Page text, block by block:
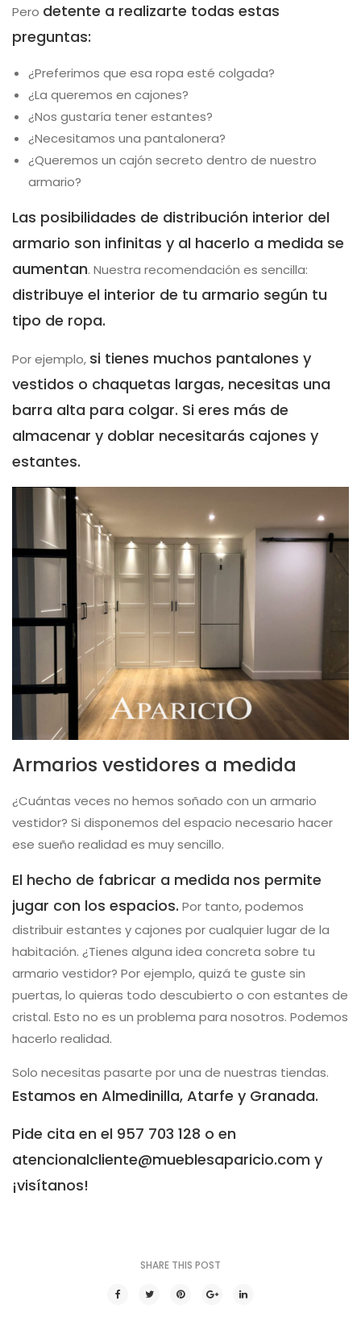
Pero detente a realizarte todas estas
preguntas:
¿Preferimos que esa ropa esté colgada?
¿La queremos en cajones?
¿Nos gustaría tener estantes?
¿Necesitamos una pantalonera?
¿Queremos un cajón secreto dentro de nuestro
armario?
Las posibilidades de distribución interior del
armario son infinitas y al hacerlo a medida se
aumentan. Nuestra recomendación es sencilla:
distribuye el interior de tu armario según tu
tipo de ropa.
Por ejemplo, si tienes muchos pantalones y
vestidos o chaquetas largas, necesitas una
barra alta para colgar. Si eres más de
almacenar y doblar necesitarás cajones y
estantes.
Armarios vestidores a medida
¿Cuántas veces no hemos soñado con un armario
vestidor? Si disponemos del espacio necesario hacer
ese sueño realidad es muy sencillo.
El hecho de fabricar a medida nos permite
jugar con los espacios. Por tanto, podemos
distribuir estantes y cajones por cualquier lugar de la
habitación. ¿Tienes alguna idea concreta sobre tu
armario vestidor? Por ejemplo, quizá te guste sin
puertas, lo quieras todo descubierto o con estantes de
cristal. Esto no es un problema para nosotros. Podemos
hacerlo realidad.
Solo necesitas pasarte por una de nuestras tiendas.
Estamos en Almedinilla, Atarfe y Granada.
Pide cita en el 957 703 128 o en
atencionalcliente@mueblesaparicio.com y
¡visítanos!
SHARE THIS POST